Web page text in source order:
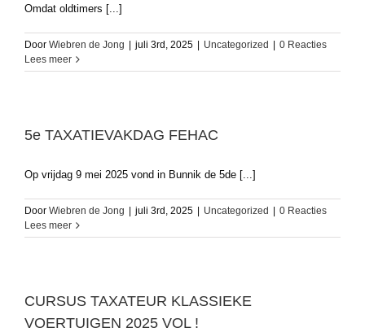
Omdat oldtimers [...]
Door Wiebren de Jong | juli 3rd, 2025 | Uncategorized | 0 Reacties
Lees meer
5e TAXATIEVAKDAG FEHAC
Op vrijdag 9 mei 2025 vond in Bunnik de 5de [...]
Door Wiebren de Jong | juli 3rd, 2025 | Uncategorized | 0 Reacties
Lees meer
CURSUS TAXATEUR KLASSIEKE
VOERTUIGEN 2025 VOL !